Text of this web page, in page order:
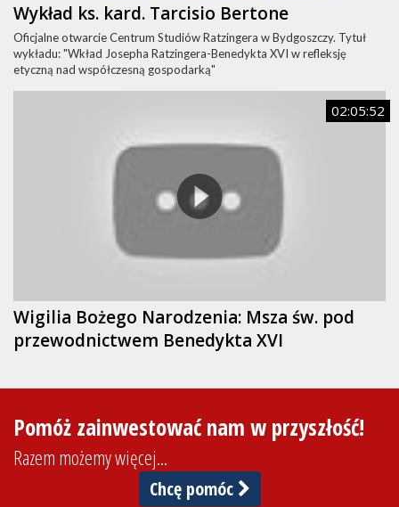
Wykład ks. kard. Tarcisio Bertone
Oficjalne otwarcie Centrum Studiów Ratzingera w Bydgoszczy. Tytuł
wykładu: "Wkład Josepha Ratzingera-Benedykta XVI w refleksję
etyczną nad współczesną gospodarką"
02:05:52
Wigilia Bożego Narodzenia: Msza św. pod
przewodnictwem Benedykta XVI
Pomóż zainwestować nam w przyszłość!
Razem możemy więcej...
Chcę pomóc